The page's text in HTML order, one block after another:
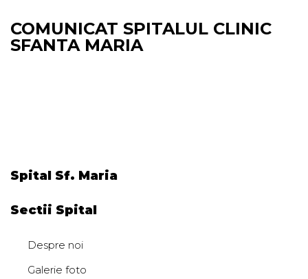
COMUNICAT SPITALUL CLINIC
SFANTA MARIA
Spital Sf. Maria
Sectii Spital
Despre noi
Galerie foto